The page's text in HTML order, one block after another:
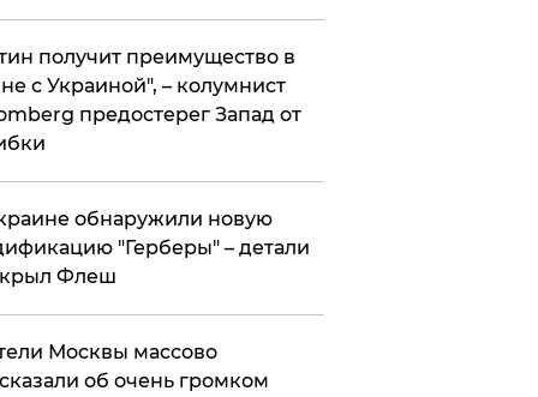
получит преимущество в
с Украиной", – колумнист
предостерег Запад от
обнаружили новую
"Герберы" – детали
Флеш
Москвы массово
об очень громком